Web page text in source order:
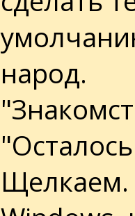
народ.
Щелкаем.